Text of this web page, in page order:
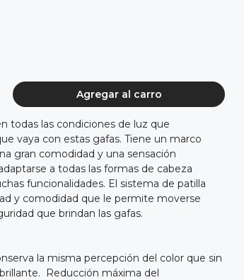
Agregar al carro
todas las condiciones de luz que
vaya con estas gafas. Tiene un marco
gran comodidad y una sensación
a todas las formas de cabeza
funcionalidades. El sistema de patilla
y comodidad que le permite moverse
que brindan las gafas.
la misma percepción del color que sin
Reducción máxima del